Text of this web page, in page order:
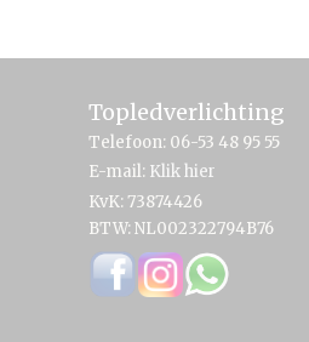
Topledverlichting
Telefoon: 06-53 48 95 55
E-mail: Klik hier
KvK: 73874426
BTW: NL002322794B76